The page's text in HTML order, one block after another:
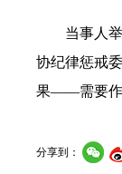
当事人
协纪律惩戒
果——需要作
分享到：